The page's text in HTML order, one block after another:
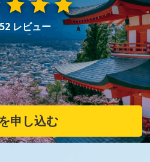
レビュー
申し込む